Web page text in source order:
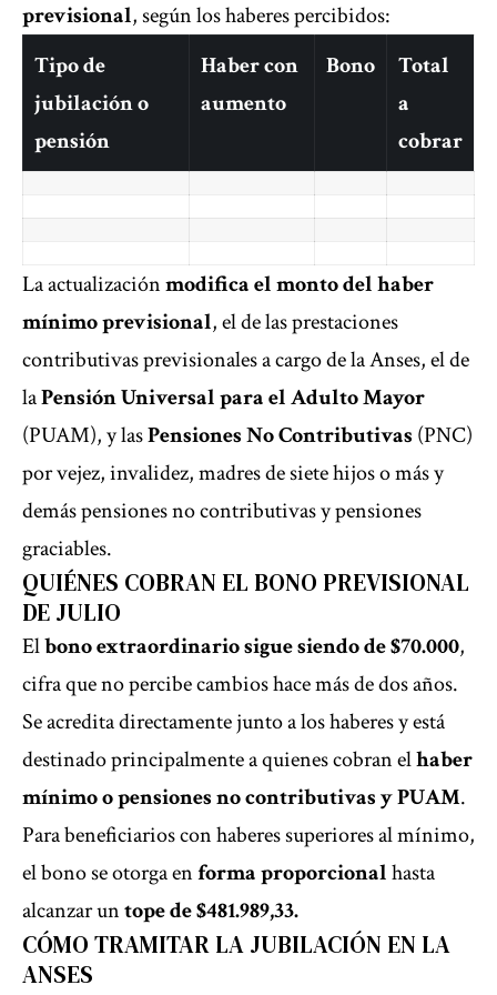
previsional, según los haberes percibidos:
Tipo de
jubilación o
pensión
Haber con
aumento
Bono
Total
a
cobrar
La actualizaciónmodifica el monto del haber
mínimo previsional, el de las prestaciones
contributivas previsionales a cargo de la Anses, el de
laPensión Universal para el Adulto Mayor
(PUAM), y lasPensiones No Contributivas (PNC)
por vejez, invalidez, madres de siete hijos o más y
demás pensiones no contributivas y pensiones
graciables.
QUIÉNES COBRAN EL BONO PREVISIONAL
DE JULIO
Elbono extraordinario sigue siendo de $70.000,
cifra que no percibe cambios hace más de dos años.
Se acredita directamente junto a los haberes y está
destinado principalmente a quienes cobran elhaber
mínimo o pensiones no contributivas y PUAM.
Para beneficiarios con haberes superiores al mínimo,
el bono se otorga enforma proporcionalhasta
alcanzar untope de $481.989,33.
CÓMO TRAMITAR LA JUBILACIÓN EN LA
ANSES